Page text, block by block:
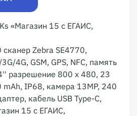
«Магазин 15 с ЕГАИС,
Zebra SE4770,
4G, GSM, GPS, NFC, память
разрешение 800 х 480, 23
IP68, камера 13MP, 240
кабель USB Type-C,
15 с ЕГАИС,